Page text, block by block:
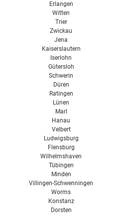
Erlangen
Witten
Trier
Zwickau
Jena
Kaiserslautern
Iserlohn
Gütersloh
Schwerin
Düren
Ratingen
Lünen
Marl
Hanau
Velbert
Ludwigsburg
Flensburg
Wilhelmshaven
Tübingen
Minden
Villingen-Schwenningen
Worms
Konstanz
Dorsten